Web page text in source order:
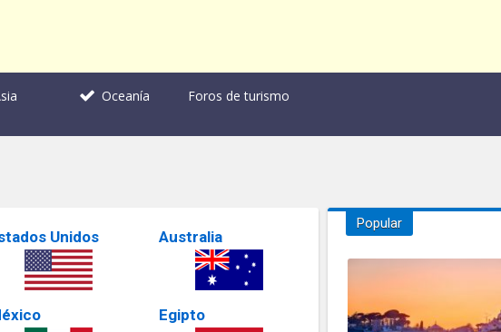
Oceanía Foros de turismo
Unidos Australia
Egipto
Popular